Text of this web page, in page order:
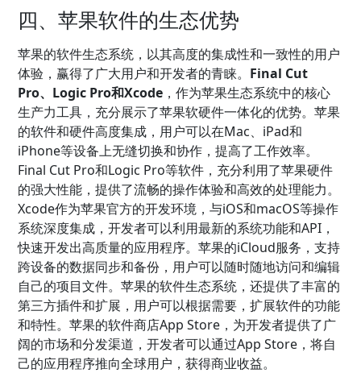
四、苹果软件的生态优势
苹果的软件生态系统，以其高度的集成性和一致性的用户
体验，赢得了广大用户和开发者的青睐。 Final Cut
Pro、Logic Pro和Xcode ，作为苹果生态系统中的核心
生产力工具，充分展示了苹果软硬件一体化的优势。苹果
的软件和硬件高度集成，用户可以在Mac、iPad和
iPhone等设备上无缝切换和协作，提高了工作效率。
Final Cut Pro和Logic Pro等软件，充分利用了苹果硬件
的强大性能，提供了流畅的操作体验和高效的处理能力。
Xcode作为苹果官方的开发环境，与iOS和macOS等操作
系统深度集成，开发者可以利用最新的系统功能和API，
快速开发出高质量的应用程序。苹果的iCloud服务，支持
跨设备的数据同步和备份，用户可以随时随地访问和编辑
自己的项目文件。苹果的软件生态系统，还提供了丰富的
第三方插件和扩展，用户可以根据需要，扩展软件的功能
和特性。苹果的软件商店App Store，为开发者提供了广
阔的市场和分发渠道，开发者可以通过App Store，将自
己的应用程序推向全球用户，获得商业收益。